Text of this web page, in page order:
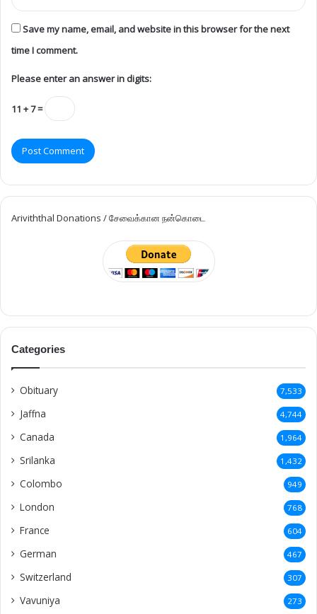
Save my name, email, and website in this browser for the next
time I comment.
Please enter an answer in digits:
11 + 7 =
Ariviththal Donations / சேவைக்கான நன்கொடை
Categories
Obituary 7,533
Jaffna 4,744
Canada 1,964
Srilanka 1,432
Colombo 949
London 768
France 604
German 467
Switzerland 307
Vavuniya 273